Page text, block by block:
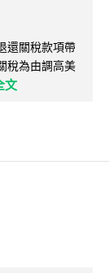
還關稅款項帶
稅為由調高美
文